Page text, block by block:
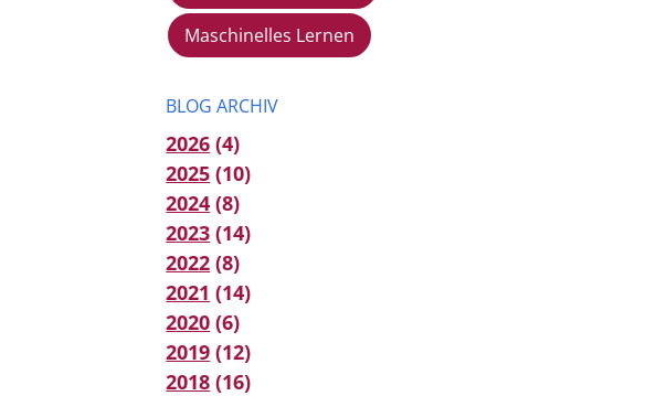
Maschinelles Lernen
BLOG ARCHIV
2026 (4)
2025 (10)
2024 (8)
2023 (14)
2022 (8)
2021 (14)
2020 (6)
2019 (12)
2018 (16)